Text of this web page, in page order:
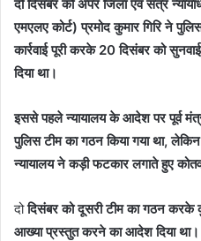
दो दिसंबर को अपर जिला एवं सत्र
एमएलए कोर्ट) प्रमोद कुमार गिरि ने
कार्रवाई पूरी करके 20 दिसंबर को
दिया था।
इससे पहले न्यायालय के आदेश पर पूर्व
पुलिस टीम का गठन किया गया था,
न्यायालय ने कड़ी फटकार लगाते हुए
दोदिसंबर को दूसरी टीम का गठन
आख्या प्रस्तुत करने का आदेश दिया